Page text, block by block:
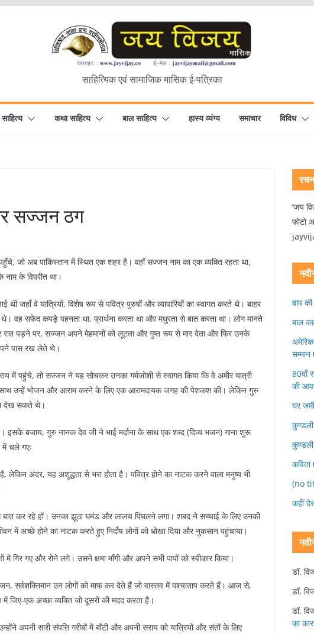
साहित्यिक एवं सामाजिक मासिक ई-पत्रिका
कथा साहित्य बाल साहित्य हास्य व्यंग्य समाचार विविध
सज्जन ठग
जो अब पाकिस्तान में स्थित एक शहर है। वहाँ सज्जन नाम का एक व्यक्ति रहता था,
के विपरीत था।
जहाँ वे यात्रियों, विशेष रूप से पवित्र पुरुषों और व्यापारियों का स्वागत करते थे। बाहर
वह सफेद कपड़े पहनता था, प्रार्थना करता था और मधुरता से बात करता था। लोग मानते
पड़ने पर, सज्जन अपने मेहमानों को लूटता और गुप्त रूप से मार देता और फिर उनके
पास रख लेते थे।
में पहुंचे, तो सज्जन ने यह सोचकर उनका गर्मजोशी से स्वागत किया कि वे अमीर यात्री
साथ उन्हें भोजन और आराम करने के लिए एक आरामदायक जगह की पेशकश की। लेकिन गुरु
देख सकते थे।
बजाय, गुरु नानक देव जी ने भाई मर्दाना के साथ एक शब्द (दिव्य भजन) गाना शुरू
चले गएः
लेकिन अंदर, यह अशुद्धता से भरा होता है। पवित्र होने का नाटक करने वाला मनुष्य भी
कर रहे हों। उनका झूठा घमंड और लालच पिघलने लगा। शबद ने सच्चाई के लिए उनकी
होने का नाटक करते हुए निर्दोष लोगों को धोखा दिया और नुकसान पहुंचाया।
गए और रोने लगे। उसने क्षमा माँगी और अपने सभी पापों को स्वीकार किया।
सर्वशक्तिमान उन लोगों को माफ कर देते हैं जो वास्तव में पश्चाताप करते हैं। आज से,
एक अच्छा व्यक्ति जो दूसरों की मदद करता है।
अपनी सारी संपत्ति गरीबों में बाँटी और अपनी सराय को यात्रियों और संतों के लिए
‘जय
फोटो
बाप
बाल
सम्मान
80वाँ
की
घर
कुण्डली
कुण्डली
कविता
(no
कहीं
डॉ.
डॉ.
डॉ.
का